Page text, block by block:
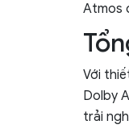
Atmos
Với
Dolby
trải